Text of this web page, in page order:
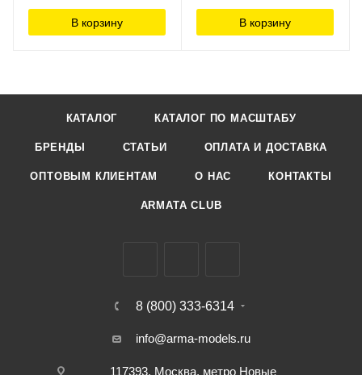
В корзину В корзину
КАТАЛОГ КАТАЛОГ ПО МАСШТАБУ
БРЕНДЫ СТАТЬИ ОПЛАТА И ДОСТАВКА
ОПТОВЫМ КЛИЕНТАМ О НАС КОНТАКТЫ
ARMATA CLUB
8 (800) 333-6314
info@arma-models.ru
117393, Москва, метро Новые